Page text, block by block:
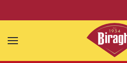
Skip to main content